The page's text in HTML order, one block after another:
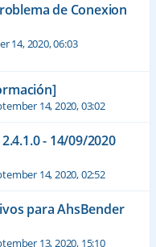
de Conexion
14, 2020, 06:03
14, 2020, 03:02
- 14/09/2020
14, 2020, 02:52
para AhsBender
13, 2020, 15:10